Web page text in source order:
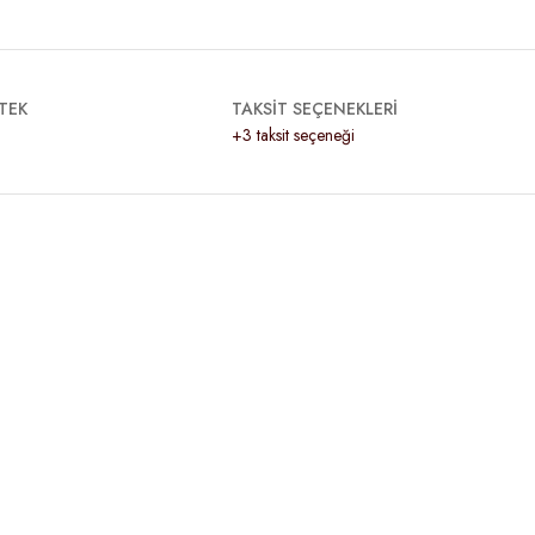
TAKSİT SEÇENEKLERİ
+3 taksit seçeneği